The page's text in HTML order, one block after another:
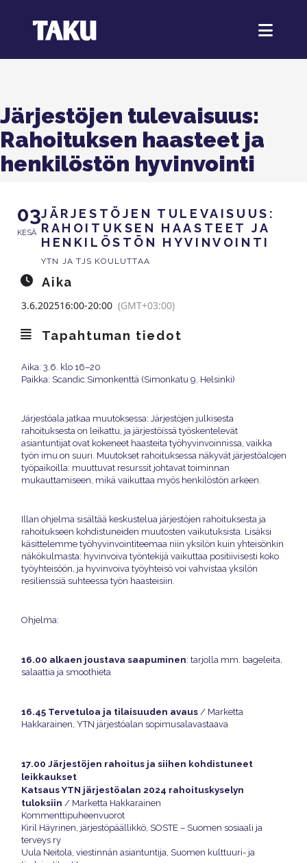
Järjestöjen tulevaisuus:
Rahoituksen haasteet ja
henkilöstön hyvinvointi
03
KESÄ
JÄRJESTÖJEN TULEVAISUUS:
RAHOITUKSEN HAASTEET JA
HENKILÖSTÖN HYVINVOINTI
YTN JA TJS KOULUTTAA
Aika
3.6.202516:00-20:00 (GMT+03:00)
Tapahtuman tiedot
Aika: 3.6. klo 16–20
Paikka: Scandic Simonkenttä (Simonkatu 9, Helsinki)
Järjestöala jatkaa muutoksessa: Järjestöjen julkisesta
rahoituksesta on leikattu, ja järjestöissä työskentelevät
asiantuntijat ovat kokeneet haasteita työhyvinvoinnissa, vaikka
työn imu on suuri. Muutokset rahoituksessa näkyvät järjestöalojen
työpaikoilla: muuttuvat resurssit johtavat toiminnan
mukauttamiseen, mikä vaikuttaa myös henkilöstön arkeen.
Illan ohjelma sisältää keskustelua järjestöjen rahoituksesta ja
rahoitukseen kohdistuneiden muutosten vaikutuksista. Lisäksi
käsittelemme työhyvinvointiteemaa niin yksilön kuin yhteisönkin
näkökulmasta: hyvinvoiva työntekijä vaikuttaa positiivisesti koko
työyhteisöön, ja hyvinvoiva työyhteisö voi vahvistaa yksilön
resilienssiä suhteessa työn haasteisiin.
Ohjelma:
16.00 alkaen joustava saapuminen: tarjolla mm. bageleita,
salaattia ja smoothieta
16.45 Tervetuloa ja tilaisuuden avaus / Marketta
Hakkarainen, YTN järjestöalan sopimusalavastaava
17.00 Järjestöjen rahoitus ja siihen kohdistuneet
leikkaukset
Katsaus YTN järjestöalan 2024 rahoituskyselyn
tuloksiin / Marketta Hakkarainen
Kommenttipuheenvuorot
Kiril Häyrinen, järjestöpäällikkö, SOSTE – Suomen sosiaali ja
terveys ry
Uula Neitola, viestinnän asiantuntija, Suomen kulttuuri- ja